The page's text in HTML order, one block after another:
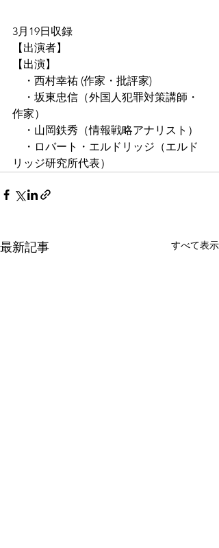
3月19日収録
【出演者】
【出演】
・西村幸祐 (作家・批評家)
・坂東忠信（外国人犯罪対策講師・
作家）
・山岡鉄秀（情報戦略アナリスト）
・ロバート・エルドリッジ（エルド
リッジ研究所代表）
最新記事 すべて表示